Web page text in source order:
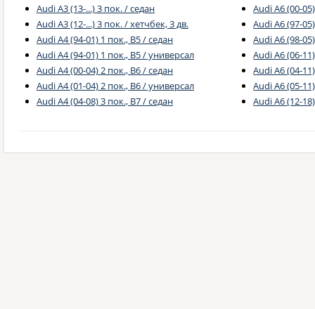
Audi A3 (13-...) 3 пок. / седан
Audi A3 (12-...) 3 пок. / хетчбек, 3 дв.
Audi A4 (94-01) 1 пок., B5 / седан
Audi A4 (94-01) 1 пок., B5 / универсал
Audi A4 (00-04) 2 пок., B6 / седан
Audi A4 (01-04) 2 пок., B6 / универсал
Audi A4 (04-08) 3 пок., B7 / седан
Audi A6 (00-
Audi A6 (97-
Audi A6 (98-
Audi A6 (06-
Audi A6 (04-
Audi A6 (05-
Audi A6 (12-